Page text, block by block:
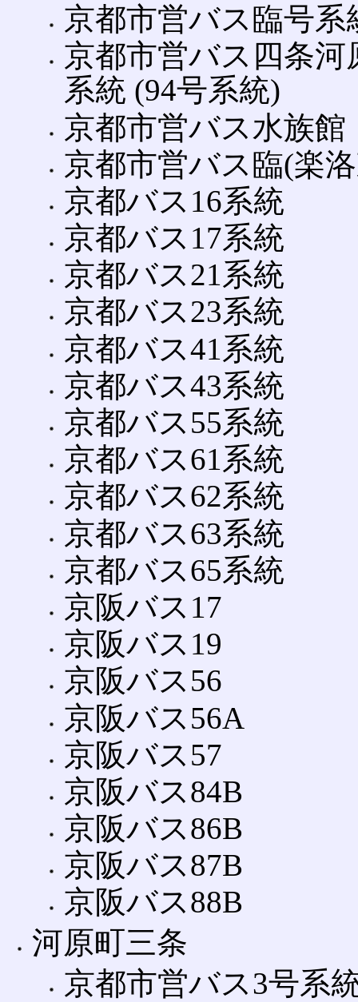
京都市営バス臨号系
京都市営バス四条
系統 (94号系統)
京都市営バス水族
京都市営バス臨(楽
京都バス16系統
京都バス17系統
京都バス21系統
京都バス23系統
京都バス41系統
京都バス43系統
京都バス55系統
京都バス61系統
京都バス62系統
京都バス63系統
京都バス65系統
京阪バス17
京阪バス19
京阪バス56
京阪バス56A
京阪バス57
京阪バス84B
京阪バス86B
京阪バス87B
京阪バス88B
河原町三条
京都市営バス3号系